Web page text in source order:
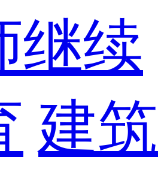
继续
建筑